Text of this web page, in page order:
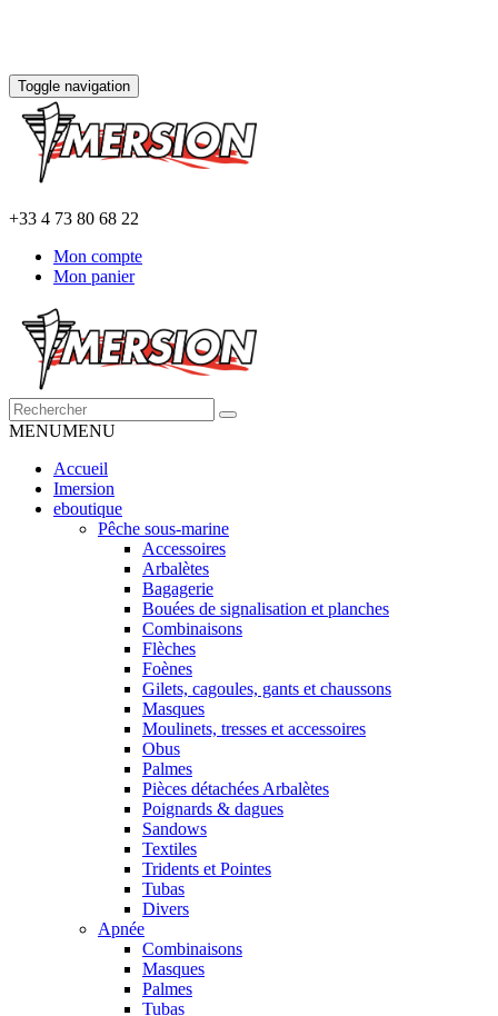
Toggle navigation
+33 4 73 80 68 22
Mon compte
Mon panier
MENUMENU
Accueil
Imersion
eboutique
Pêche sous-marine
Accessoires
Arbalètes
Bagagerie
Bouées de signalisation et planches
Combinaisons
Flèches
Foènes
Gilets, cagoules, gants et chaussons
Masques
Moulinets, tresses et accessoires
Obus
Palmes
Pièces détachées Arbalètes
Poignards & dagues
Sandows
Textiles
Tridents et Pointes
Tubas
Divers
Apnée
Combinaisons
Masques
Palmes
Tubas